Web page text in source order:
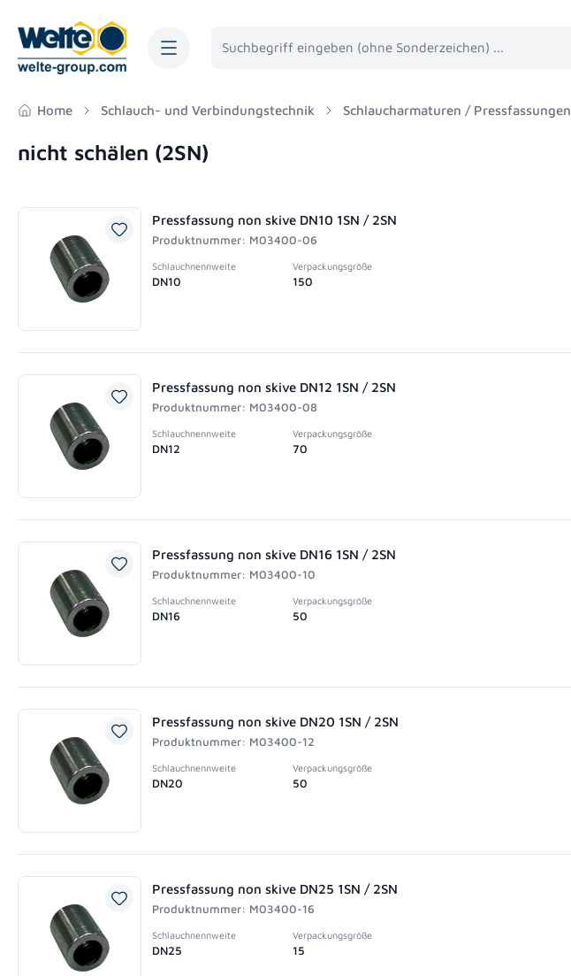
Zur Hauptnavigation springen
Home Schlauch- und Verbindungstechnik Schlaucharmaturen / Pressfassungen
nicht schälen (2SN)
Pressfassung non skive DN10 1SN / 2SN
Produktnummer: M03400-06
Schlauchnennweite
DN10
Verpackungsgröße
150
Pressfassung non skive DN12 1SN / 2SN
Produktnummer: M03400-08
Schlauchnennweite
DN12
Verpackungsgröße
70
Pressfassung non skive DN16 1SN / 2SN
Produktnummer: M03400-10
Schlauchnennweite
DN16
Verpackungsgröße
50
Pressfassung non skive DN20 1SN / 2SN
Produktnummer: M03400-12
Schlauchnennweite
DN20
Verpackungsgröße
50
Pressfassung non skive DN25 1SN / 2SN
Produktnummer: M03400-16
Schlauchnennweite
DN25
Verpackungsgröße
15